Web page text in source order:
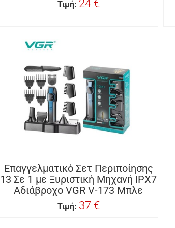
Τιμή: 24 €
Επαγγελματικό Σετ Περιποίησης
13 Σε 1 με Ξυριστική Μηχανή IPX7
Αδιάβροχο VGR V-173 Μπλε
Τιμή: 37 €